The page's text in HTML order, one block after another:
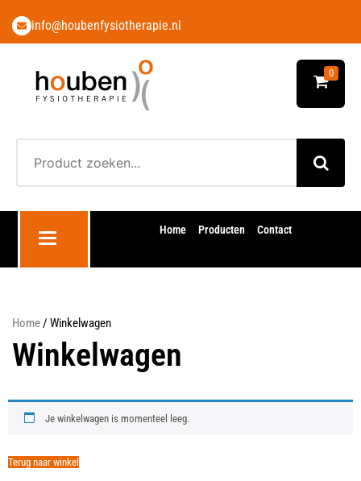
info@houbenfysiotherapie.nl
0
Toggle navigation
Home Producten Contact
Home/ Winkelwagen
Winkelwagen
Je winkelwagen is momenteel leeg.
Terug naar winkel